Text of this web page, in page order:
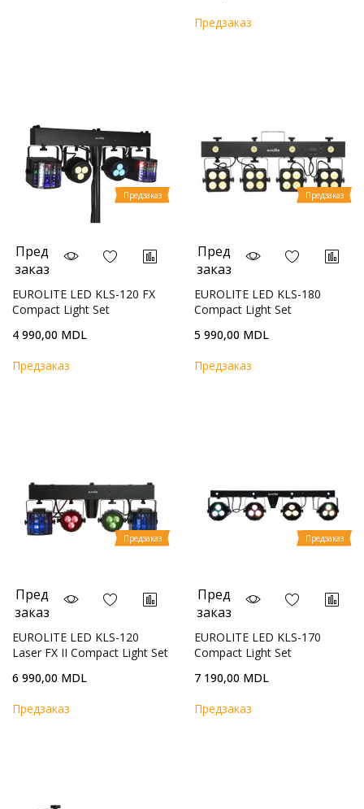
Предзаказ
Предзаказ
Пред
заказ
EUROLITE LED KLS-120 FX
Compact Light Set
4 990,00 MDL
Предзаказ
Предзаказ
Пред
заказ
EUROLITE LED KLS-180
Compact Light Set
5 990,00 MDL
Предзаказ
Предзаказ
Пред
заказ
EUROLITE LED KLS-120
Laser FX II Compact Light Set
6 990,00 MDL
Предзаказ
Предзаказ
Пред
заказ
EUROLITE LED KLS-170
Compact Light Set
7 190,00 MDL
Предзаказ